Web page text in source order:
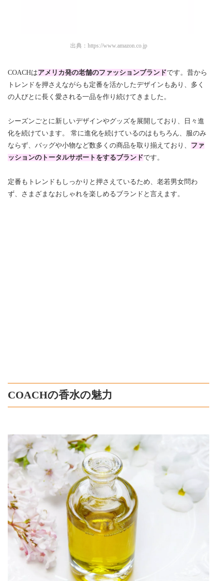
出典： https://www.amazon.co.jp
COACHはアメリカ発の老舗のファッションブランドです。昔から
トレンドを押さえながらも定番を活かしたデザインもあり、多く
の人びとに長く愛される一品を作り続けてきました。
シーズンごとに新しいデザインやグッズを展開しており、日々進
化を続けています。 常に進化を続けているのはもちろん、服のみ
ならず、バッグや小物など数多くの商品を取り揃えており、 ファ
ッションのトータルサポートをするブランドです。
定番もトレンドもしっかりと押さえているため、老若男女問わ
ず、さまざまなおしゃれを楽しめるブランドと言えます。
COACHの香水の魅力